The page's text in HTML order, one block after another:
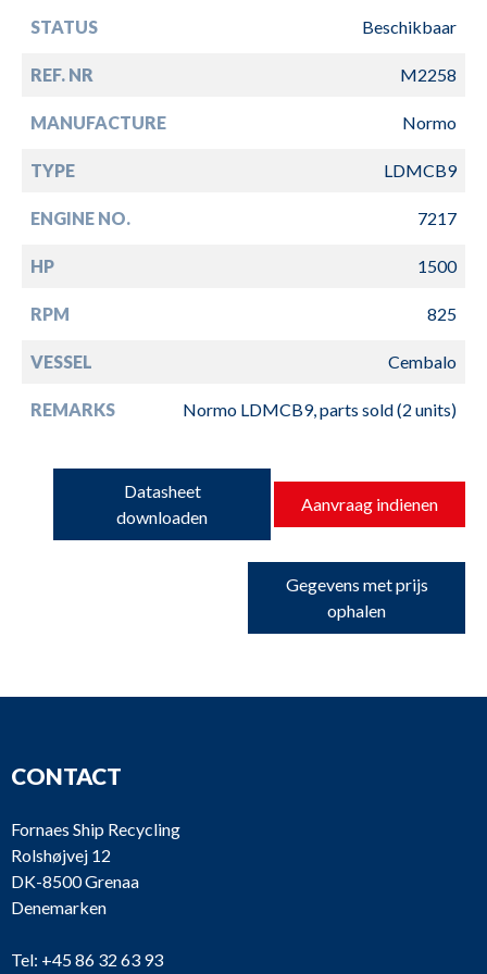
STATUS Beschikbaar
REF. NR M2258
MANUFACTURE Normo
TYPE LDMCB9
ENGINE NO. 7217
HP 1500
RPM 825
VESSEL Cembalo
REMARKS Normo LDMCB9, parts sold (2 units)
Datasheet
downloaden
Aanvraag indienen
Gegevens met prijs
ophalen
CONTACT
Fornaes Ship Recycling
Rolshøjvej 12
DK-8500 Grenaa
Denemarken
Tel: +45 86 32 63 93